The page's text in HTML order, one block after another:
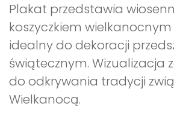
Plakat przedstawia
koszyczkiem
idealny do dekoracji
świątecznym. Wizualizacja
do odkrywania tradycji
Wielkanocą.